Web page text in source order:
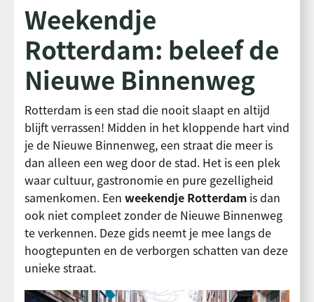
Weekendje
Rotterdam: beleef de
Nieuwe Binnenweg
Rotterdam is een stad die nooit slaapt en altijd
blijft verrassen! Midden in het kloppende hart vind
je de Nieuwe Binnenweg, een straat die meer is
dan alleen een weg door de stad. Het is een plek
waar cultuur, gastronomie en pure gezelligheid
samenkomen. Een weekendje Rotterdam is dan
ook niet compleet zonder de Nieuwe Binnenweg
te verkennen. Deze gids neemt je mee langs de
hoogtepunten en de verborgen schatten van deze
unieke straat.